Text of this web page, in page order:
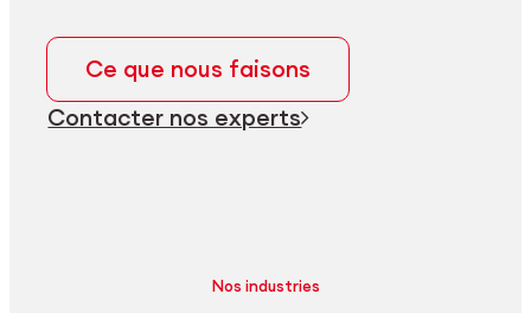
Ce que nous faisons
Contacter nos experts
Nos industries